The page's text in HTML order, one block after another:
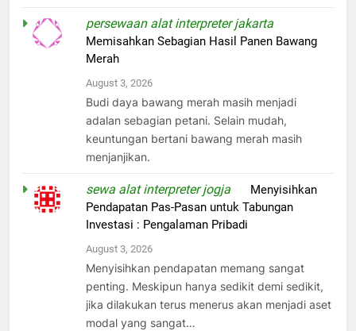
persewaan alat interpreter jakarta
Memisahkan Sebagian Hasil Panen Bawang
Merah
August 3, 2026
Budi daya bawang merah masih menjadi
adalan sebagian petani. Selain mudah,
keuntungan bertani bawang merah masih
menjanjikan.
sewa alat interpreter jogja
Menyisihkan
Pendapatan Pas-Pasan untuk Tabungan
Investasi : Pengalaman Pribadi
August 3, 2026
Menyisihkan pendapatan memang sangat
penting. Meskipun hanya sedikit demi sedikit,
jika dilakukan terus menerus akan menjadi aset
modal yang sangat…